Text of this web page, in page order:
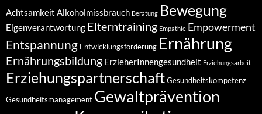
Achtsamkeit Alkoholmissbrauch Beratung Bewegung
Eigenverantwortung Elterntraining Empathie Empowerment
Entspannung Entwicklungsförderung Ernährung
Ernährungsbildung ErzieherInnengesundheit Erziehungsarbeit
ErziehungspartnerschaftGesundheitskompetenz
Gesundheitsmanagement Gewaltprävention